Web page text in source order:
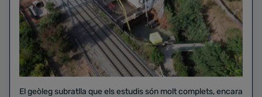
El geòleg subratlla que els estudis són molt complets, encara